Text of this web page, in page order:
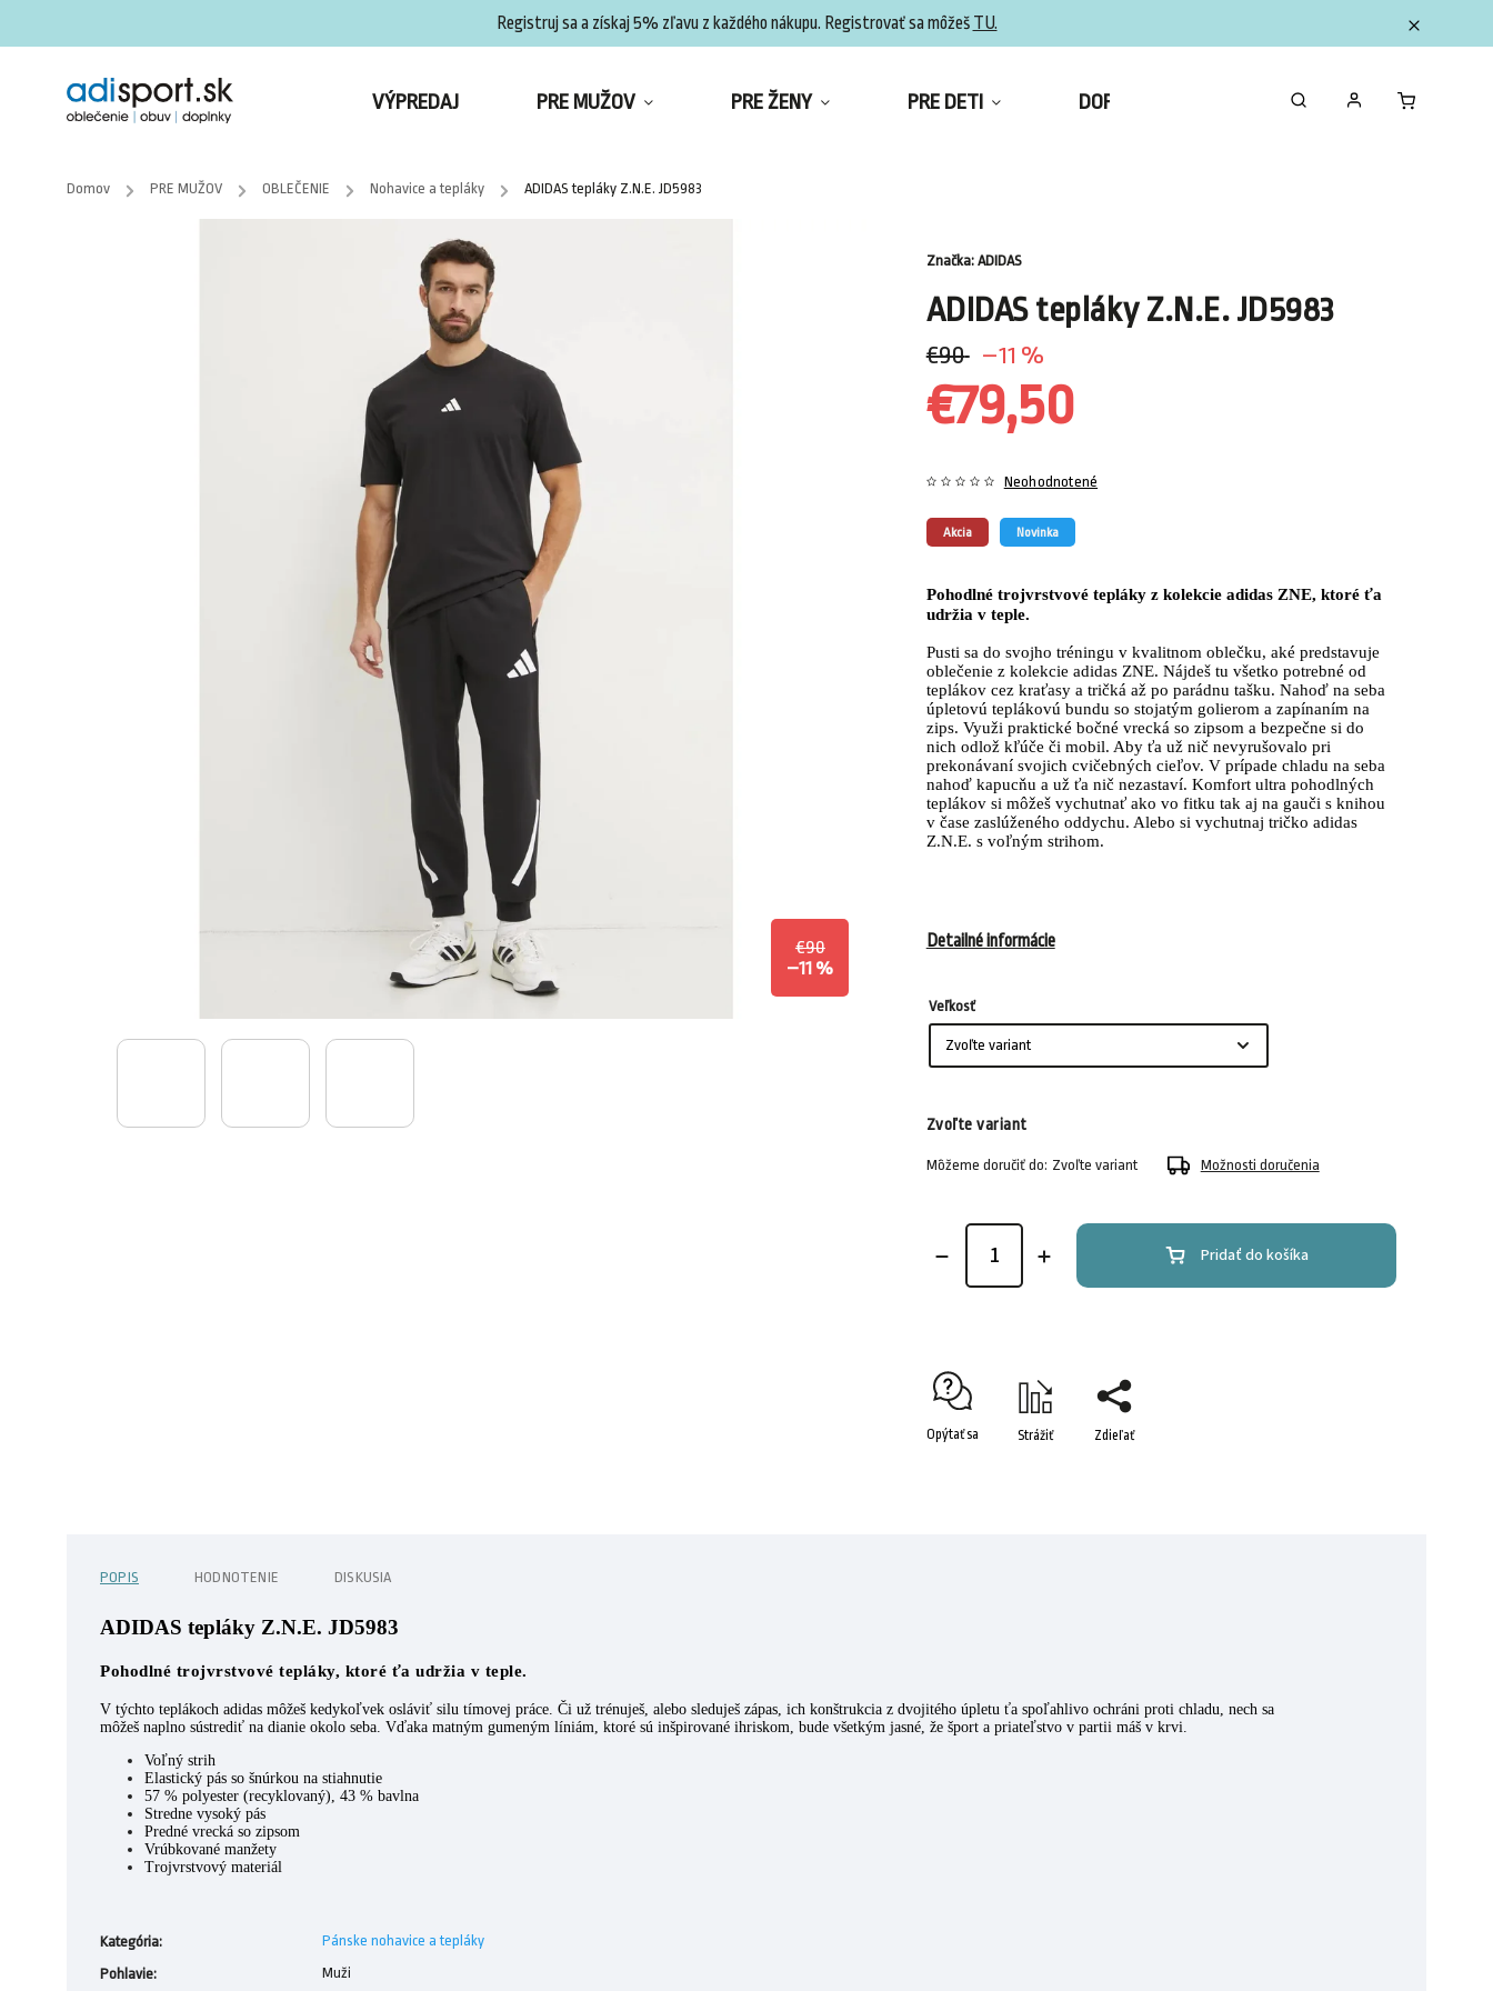
Registruj sa a získaj 5% zľavu z každého nákupu. Registrovať sa môžeš TU.
VÝPREDAJ PRE MUŽOV PRE ŽENY PRE DETI DOPLNKY ZBERATEĽSKÉ FIGURKY
Domov / PRE MUŽOV / OBLEČENIE / Nohavice a tepláky / ADIDAS tepláky Z.N.E. JD5983
€90
–11 %
ADIDAS tepláky Z.N.E. JD5983
€90 –11 %
€79,50
Akcia Novinka
Neohodnotené
Pohodlné trojvrstvové tepláky z kolekcie adidas ZNE, ktoré ťa
udržia v teple.
Pusti sa do svojho tréningu v kvalitnom oblečku, aké predstavuje
oblečenie z kolekcie adidas ZNE. Nájdeš tu všetko potrebné od
teplákov cez kraťasy a tričká až po parádnu tašku. Nahoď na seba
úpletovú teplákovú bundu so stojatým golierom a zapínaním na
zips. Využi praktické bočné vrecká so zipsom a bezpečne si do
nich odlož kľúče či mobil. Aby ťa už nič nevyrušovalo pri
prekonávaní svojich cvičebných cieľov. V prípade chladu na seba
nahoď kapucňu a už ťa nič nezastaví. Komfort ultra pohodlných
teplákov si môžeš vychutnať ako vo fitku tak aj na gauči s knihou
v čase zaslúženého oddychu. Alebo si vychutnaj tričko adidas
Z.N.E. s voľným strihom.
Detailné informácie
Značka: ADIDAS
Veľkosť
Zvoľte variant
Môžeme doručiť do: Zvoľte variant Možnosti doručenia
Pridať do košíka
Opýtať sa Strážiť Zdieľať
POPIS HODNOTENIE DISKUSIA
ADIDAS tepláky Z.N.E. JD5983
Pohodlné trojvrstvové tepláky, ktoré ťa udržia v teple.
V týchto teplákoch adidas môžeš kedykoľvek osláviť silu tímovej práce. Či už trénuješ, alebo sleduješ zápas, ich konštrukcia z dvojitého úpletu ťa spoľahlivo ochráni proti chladu, nech sa
môžeš naplno sústrediť na dianie okolo seba. Vďaka matným gumeným líniám, ktoré sú inšpirované ihriskom, bude všetkým jasné, že šport a priateľstvo v partii máš v krvi.
Voľný strih
Elastický pás so šnúrkou na stiahnutie
57 % polyester (recyklovaný), 43 % bavlna
Stredne vysoký pás
Predné vrecká so zipsom
Vrúbkované manžety
Trojvrstvový materiál
Kategória:
Pánske nohavice a tepláky
Pohlavie:
Muži